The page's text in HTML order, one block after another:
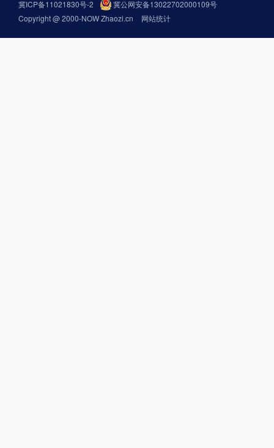
冀ICP备11021830号-2
冀公网安备13022702000109号
Copyright @ 2000-NOW Zhaozi.cn
网站统计